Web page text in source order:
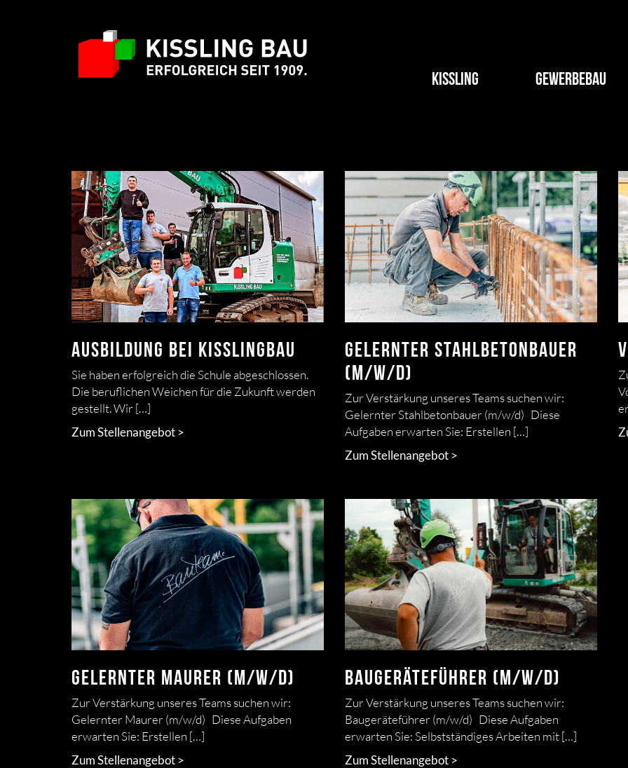
KISSLING GEWERBEBAU
Karriere bei Kissling
Ausbildung bei Kisslingbau
Sie haben erfolgreich die Schule abgeschlossen.
Die beruflichen Weichen für die Zukunft werden
gestellt. Wir […]
Zum Stellenangebot >
Gelernter Stahlbetonbauer
(m/w/d)
Zur Verstärkung unseres Teams suchen wir:
Gelernter Stahlbetonbauer (m/w/d) Diese
Aufgaben erwarten Sie: Erstellen […]
Zum Stellenangebot >
Gelernter Maurer (m/w/d)
Zur Verstärkung unseres Teams suchen wir:
Gelernter Maurer (m/w/d) Diese Aufgaben
erwarten Sie: Erstellen […]
Zum Stellenangebot >
Baugeräteführer (m/w/d)
Zur Verstärkung unseres Teams suchen wir:
Baugeräteführer (m/w/d) Diese Aufgaben
erwarten Sie: Selbstständiges Arbeiten mit […]
Zum Stellenangebot >